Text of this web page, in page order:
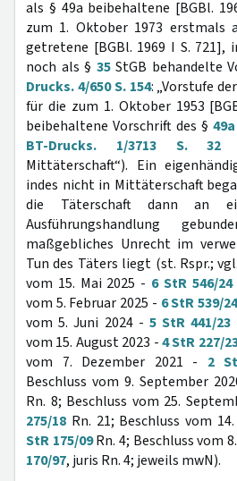
als § 49a beibehaltene [BGBl.
zum 1. Oktober 1973 erstmals
getretene [BGBl. 1969 I S. 721],
noch als § 35StGB behandelte
Drucks. 4/650 S. 154: „Vorstufe
für die zum 1. Oktober 1953
beibehaltene Vorschrift des §49a
BT-Drucks. 1/3713 S. 32
Mittäterschaft“). Ein
indes nicht in Mittäterschaft
die Täterschaft dann an
Ausführungshandlung
maßgebliches Unrecht im
Tun des Täters liegt (st. Rspr.;
vom 15. Mai 2025 - 6 StR 546/24
vom 5. Februar 2025 - 6 StR 539/24
vom 5. Juni 2024 - 5 StR 441/23
vom 15. August 2023 -4 StR 227/
vom 7. Dezember 2021 - 2
Beschluss vom 9. September
Rn. 8; Beschluss vom 25.
275/18 Rn. 21; Beschluss vom
StR 175/09Rn. 4; Beschluss vom
170/97, juris Rn. 4; jeweils mwN).